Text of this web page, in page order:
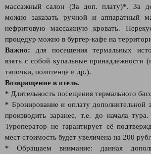
массажный салон (За доп. плату)*. За
можно заказать ручной и аппаратный
нефритовую массажную кровать.
процедур можно в бургер-кафе на
Важно: для посещения термальных
взять с собой купальные принадлежности
тапочки, полотенце и др.).
Возвращение в отель.
* Длительность посещения термального
* Бронирование и оплату дополнительной
производить заранее, т.е. до начала
Туроператор не гарантирует её
мест стоимость будет увеличена на 200
* Обращаем внимание: данная